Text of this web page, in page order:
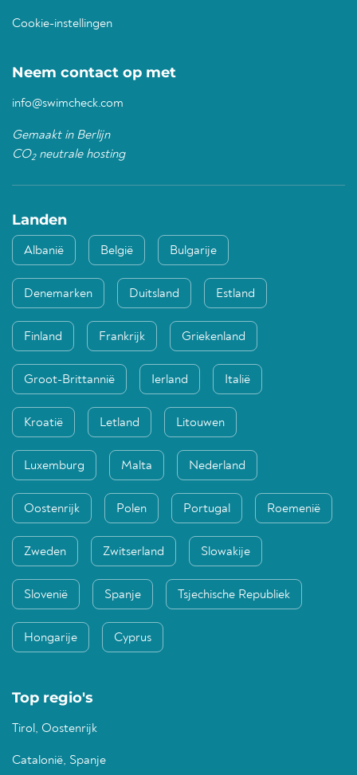
Cookie-instellingen
Neem contact op met
info@swimcheck.com
Gemaakt in Berlijn
CO2neutrale hosting
Landen
Albanië België Bulgarije
Denemarken Duitsland Estland
Finland Frankrijk Griekenland
Groot-Brittannië Ierland Italië
Kroatië Letland Litouwen
Luxemburg Malta Nederland
Oostenrijk Polen Portugal Roemenië
Zweden Zwitserland Slowakije
Slovenië Spanje Tsjechische Republiek
Hongarije Cyprus
Top regio's
Tirol, Oostenrijk
Catalonië, Spanje